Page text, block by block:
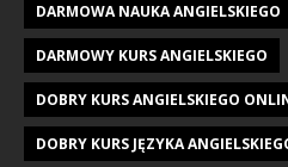
DARMOWA NAUKA ANGIELSKIEGO
DARMOWY KURS ANGIELSKIEGO
DOBRY KURS ANGIELSKIEGO
DOBRY KURS JĘZYKA